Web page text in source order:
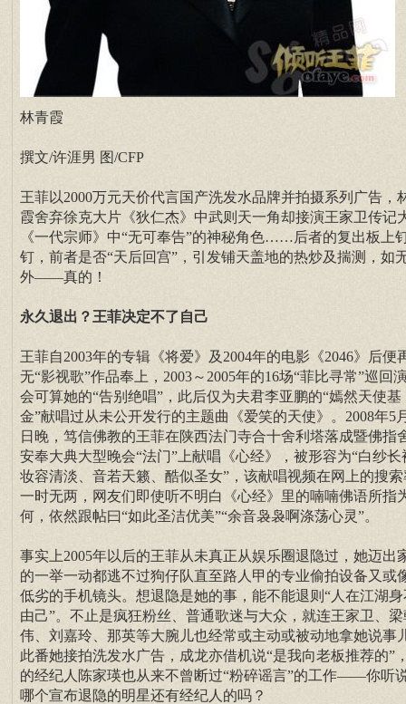
林青霞
撰文/许涯男 图/CFP
王菲以2000万元天价代言国产洗发水品牌并拍摄系列广告，
霞舍弃徐克大片《狄仁杰》中武则天一角却接演王家卫传记
《一代宗师》中“无可奉告”的神秘角色……后者的复出板上
钉，前者是否“天后回宫”，引发铺天盖地的热炒及揣测，如
外——真的！
永久退出？王菲决定不了自己
王菲自2003年的专辑《将爱》及2004年的电影《2046》后便
无“影视歌”作品奉上，2003～2005年的16场“菲比寻常”巡回
会可算她的“告别绝唱”，此后仅为夫君李亚鹏的“嫣然天使基
金”献唱过从未公开发行的主题曲《爱笑的天使》。2008年5
日晚，笃信佛教的王菲在陕西法门寺合十舍利塔落成暨佛指
安奉大典大型晚会“法门”上献唱《心经》，被形容为“白纱长
妆容清淡、音若天籁、酷似圣女”，该献唱视频在网上的搜索
一时无两，网友们即使听不明白《心经》里的喃喃佛语所指
何，依然跟帖曰“如此圣洁优美”“余音袅袅啊涤荡心灵”。
事实上2005年以后的王菲从未真正从娱乐圈退隐过，她迈出
的一举一动都逃不过狗仔队直至路人甲的专业偷拍设备又或
低劣的手机镜头。想退隐是她的事，能不能退则“人在江湖身
由己”。不止是疯狂粉丝、普通歌迷与大众，就连王家卫、梁
伟、刘嘉玲、那英等大腕儿也经常或主动或被动地拿她说事
此番她接拍洗发水广告，成龙亦借机说“是我向老板推荐的”
的经纪人陈家瑛也从来不曾断过“粉碎谣言”的工作——你听
哪个宣布退隐的明星还有经纪人的吗？